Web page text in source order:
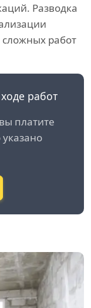
Разводка
сложных работ
работ
платите